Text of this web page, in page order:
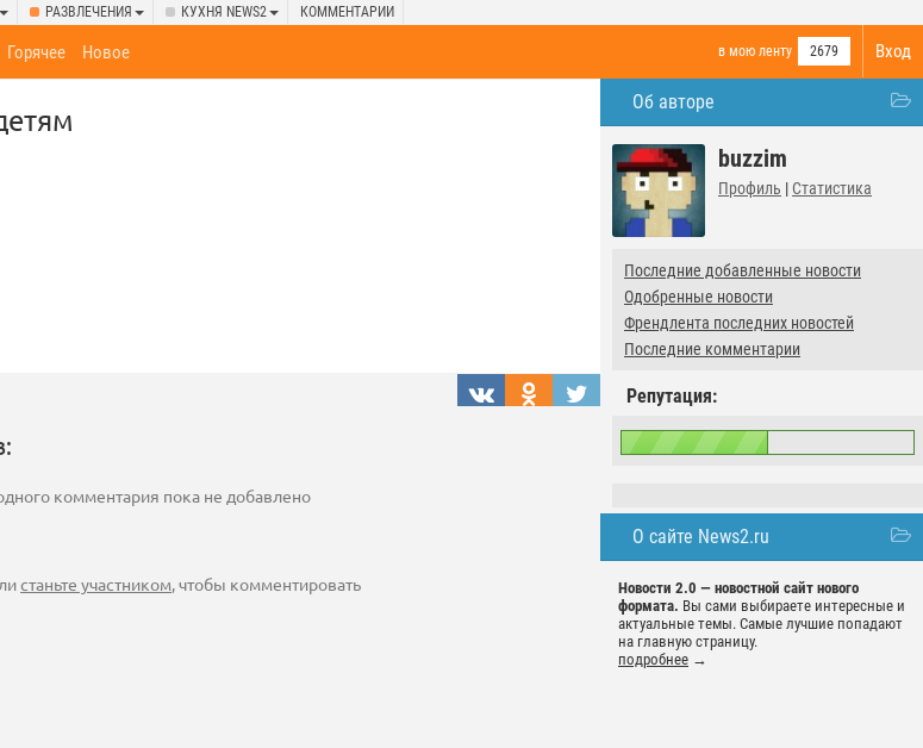
РАЗВЛЕЧЕНИЯ КУХНЯ NEWS2 КОММЕНТАРИИ
Вход
в мою ленту 2679
Горячее Новое
Об авторе
buzzim
Профиль | Статистика
Последние добавленные новости
Одобренные новости
Френдлента последних новостей
Последние комментарии
Репутация:
О сайте News2.ru
Новости 2.0 — новостной сайт нового
формата. Вы сами выбираете интересные и
актуальные темы. Самые лучшие попадают
на главную страницу.
подробнее →
комментария пока не добавлено
станьте участником, чтобы комментировать